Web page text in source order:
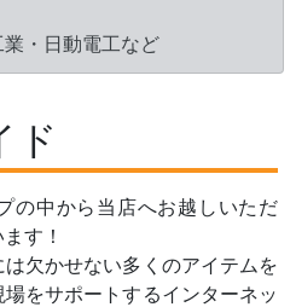
業・日動電工など
ド
の中から当店へお越しいただ
す！
欠かせない多くのアイテムを
をサポートするインターネッ